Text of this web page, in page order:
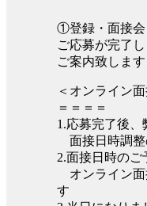
①登録・面接会
ご応募が完了
ご案内致します
＜オンライン
＝＝＝＝
1.応募完了後、
面接日時調整
2.面接日時のご
オンライン面
す